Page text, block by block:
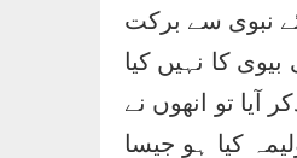
نبوی سے برکت
کا نہیں کیا
تو انھوں نے
کیا ہو جیسا